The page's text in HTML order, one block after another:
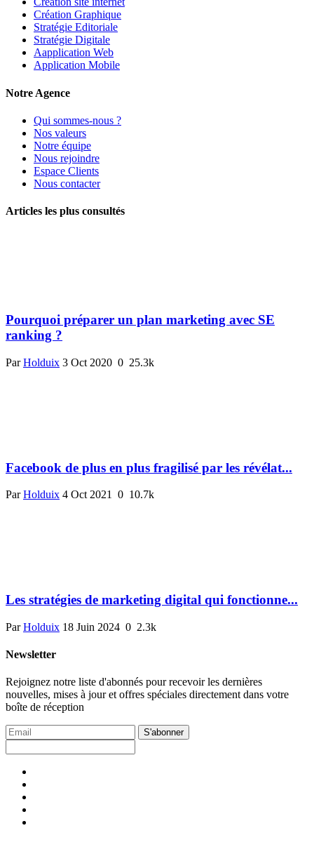
Création Graphique
Stratégie Editoriale
Stratégie Digitale
Aapplication Web
Application Mobile
Notre Agence
Qui sommes-nous ?
Nos valeurs
Notre équipe
Nous rejoindre
Espace Clients
Nous contacter
Articles les plus consultés
Pourquoi préparer un plan marketing avec SE
ranking ?
ParHolduix 3 Oct 2020 0 25.3k
Facebook de plus en plus fragilisé par les révélat...
ParHolduix 4 Oct 2021 0 10.7k
Les stratégies de marketing digital qui fonctionne...
ParHolduix 18 Juin 2024 0 2.3k
Newsletter
Rejoignez notre liste d'abonnés pour recevoir les dernières
nouvelles, mises à jour et offres spéciales directement dans votre
boîte de réception
S'abonner